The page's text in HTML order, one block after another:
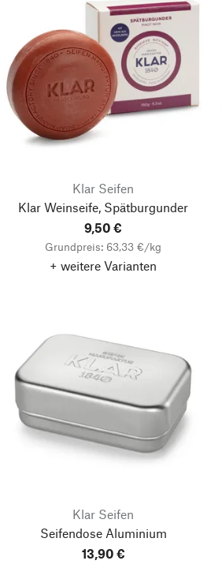
Klar Seifen
Klar Weinseife, Spätburgunder
9,50 €
Grundpreis: 63,33 €/kg
+ weitere Varianten
Klar Seifen
Seifendose Aluminium
13,90 €